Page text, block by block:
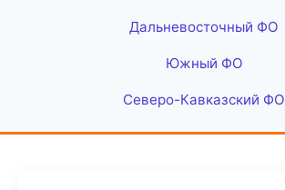
Дальневосточный ФО
Южный ФО
Северо-Кавказский ФО